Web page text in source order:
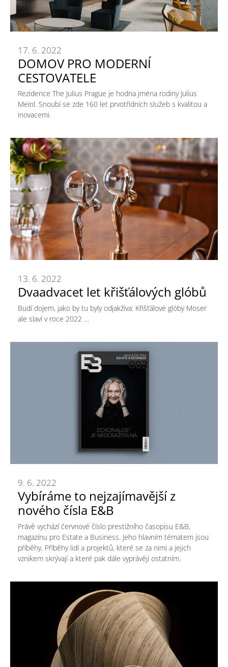
DOMOV PRO MODERNÍ
CESTOVATELE
17. 6. 2022
Rezidence The Julius Prague je hodna jména rodiny Julius
Meinl. Snoubí se zde 160 let prvotřídních služeb s kvalitou a
inovacemi.
Dvaadvacet let křišťálových glóbů
13. 6. 2022
Budí dojem, jako by tu byly odjakživa: Křišťálové glóby Moser
ale slaví v roce 2022 …
Vybíráme to nejzajímavější z
nového čísla E&B
9. 6. 2022
Právě vychází červnové číslo prestižního časopisu E&B,
magazínu pro Estate a Business. Jeho hlavním tématem jsou
příběhy. Příběhy lidí a projektů, které se za nimi a jejich
vznikem skrývají a které pak dále vyprávějí ostatním.